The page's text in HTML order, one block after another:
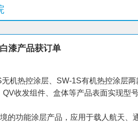
漆产品获订单
机热控涂层、SW-1S有机热控涂层
收发组件、盒体等产品表面实现型
功能涂层产品，应用于载人航天、